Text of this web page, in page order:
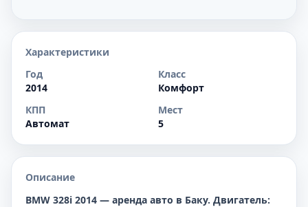
Характеристики
Год
2014
Класс
Комфорт
КПП
Автомат
Мест
5
Описание
BMW 328i 2014 — аренда авто в Баку. Двигатель: